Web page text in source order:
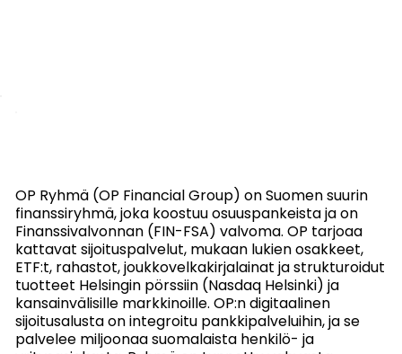
OP Ryhmä (OP Financial Group) on Suomen suurin
finanssiryhmä, joka koostuu osuuspankeista ja on
Finanssivalvonnan (FIN-FSA) valvoma. OP tarjoaa
kattavat sijoituspalvelut, mukaan lukien osakkeet,
ETF:t, rahastot, joukkovelkakirjalainat ja strukturoidut
tuotteet Helsingin pörssiin (Nasdaq Helsinki) ja
kansainvälisille markkinoille. OP:n digitaalinen
sijoitusalusta on integroitu pankkipalveluihin, ja se
palvelee miljoonaa suomalaista henkilö- ja